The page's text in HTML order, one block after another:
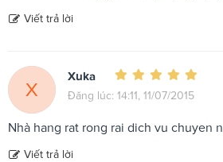
Viết trả lời
X
Xuka
Đăng lúc: 14:11, 11/07/2015
Nhà hang rat rong rai dich vu chuyen
Viết trả lời